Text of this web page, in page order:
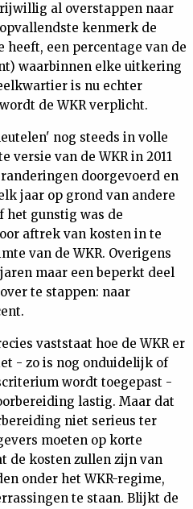
al overstappen naar
kenmerk de
een percentage van de
waarbinnen elke uitkering
is nu echter
de WKR verplicht.
nog steeds in volle
versie van de WKR in 2011
doorgevoerd en
jaar op grond van andere
het gunstig was de
aftrek van kosten in te
van de WKR. Overigens
maar een beperkt deel
te stappen: naar
vaststaat hoe de WKR er
- zo is nog onduidelijk of
wordt toegepast -
lastig. Maar dat
niet serieus ter
moeten op korte
de kosten zullen zijn van
onder het WKR-regime,
te staan. Blijkt de